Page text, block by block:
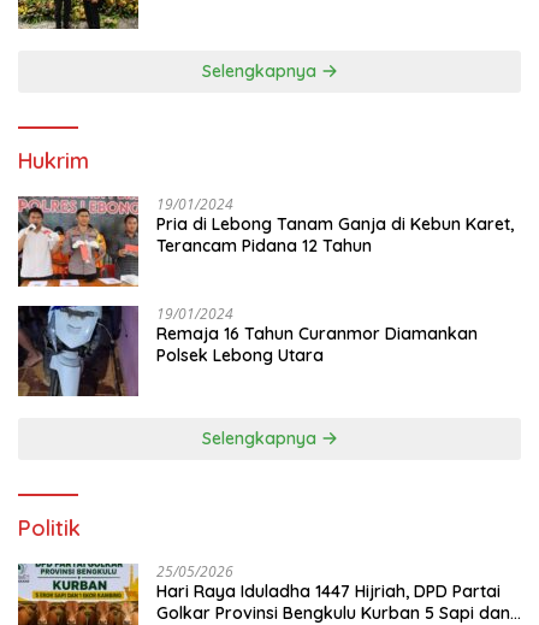
Selengkapnya
Hukrim
19/01/2024
Pria di Lebong Tanam Ganja di Kebun Karet,
Terancam Pidana 12 Tahun
19/01/2024
Remaja 16 Tahun Curanmor Diamankan
Polsek Lebong Utara
Selengkapnya
Politik
25/05/2026
Hari Raya Iduladha 1447 Hijriah, DPD Partai
Golkar Provinsi Bengkulu Kurban 5 Sapi dan 1